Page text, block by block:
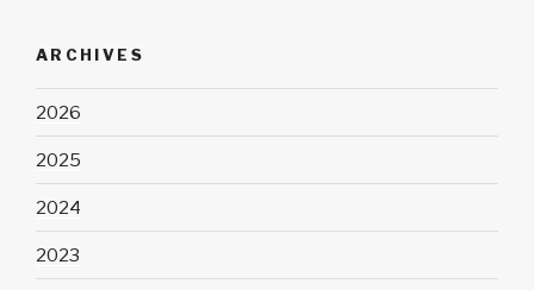
ARCHIVES
2026
2025
2024
2023